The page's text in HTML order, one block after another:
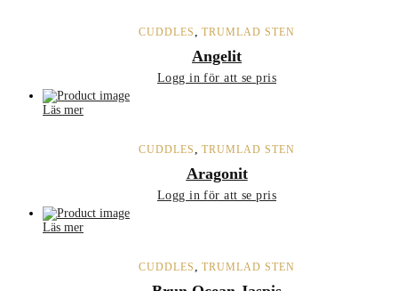
CUDDLES ,TRUMLAD STEN
Angelit
Logg in för att se pris
Läs mer
CUDDLES ,TRUMLAD STEN
Aragonit
Logg in för att se pris
Läs mer
CUDDLES ,TRUMLAD STEN